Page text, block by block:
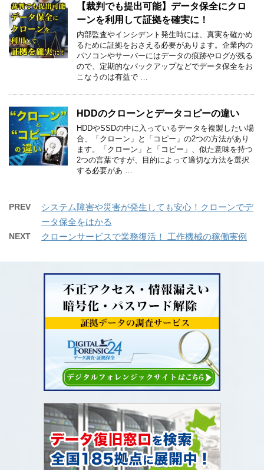
【裁判でも提出可能】データ保全にクロ
ーンを利用して証拠を確実に！
内部監査やインシデント発生時には、真実を確かめ
るために証拠をおさえる必要があります。企業内の
パソコンやサーバーにはデータの痕跡やログが残る
ので、定期的なバックアップなどでデータ保全をお
こなうのは有益で …
HDDのクローンとデータコピーの違い
HDDやSSDの中に入っているデータを複製したい場
合、「クローン」と「コピー」の2つの方法があり
ます。「クローン」と「コピー」、似た意味を持つ
2つの言葉ですが、目的によって適切な方法を選択
する必要があ …
PREV
システム障害や災害が発生しても安心！クローンでデ
ータ保全をはかる
NEXT クローンサービスで業務復活！ 工作機械の稼働実例